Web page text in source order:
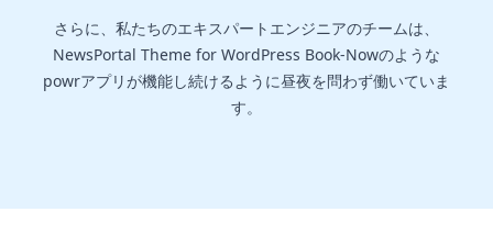
さらに、私たちのエキスパートエンジニアのチームは、
NewsPortal Theme for WordPress Book-Nowのような
powrアプリが機能し続けるように昼夜を問わず働いていま
す。